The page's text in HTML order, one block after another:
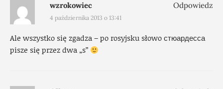
wzrokowiec
4 października 2013 o 13:41
Ale wszystko się zgadza – po rosyjsku słowo стюардесса
pisze się przez dwa „s”
Odpowiedz